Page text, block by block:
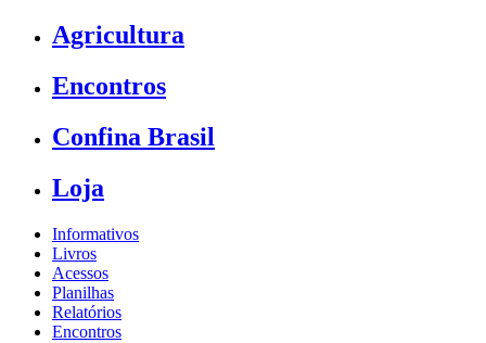
Agricultura
Encontros
Confina Brasil
Loja
Informativos
Livros
Acessos
Planilhas
Relatórios
Encontros